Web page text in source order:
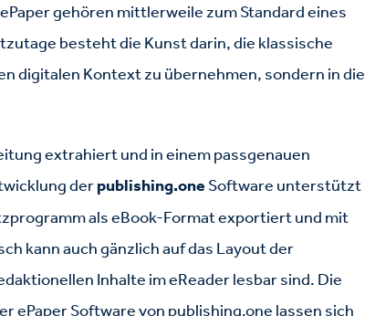
gehören mittlerweile zum Standard eines
besteht die Kunst darin, die klassische
digitalen Kontext zu übernehmen, sondern in die
extrahiert und in einem passgenauen
derpublishing.one Software unterstützt
als eBook-Format exportiert und mit
kann auch gänzlich auf das Layout der
Inhalte im eReader lesbar sind. Die
ePaper Software von publishing.one lassen sich